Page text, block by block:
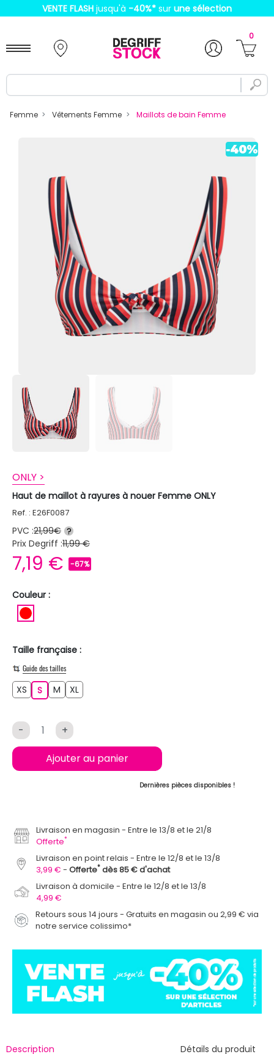
VENTE FLASH jusqu'à -40%* sur une sélection
0
Femme Vêtements Femme Maillots de bain Femme
ONLY >
Haut de maillot à rayures à nouer Femme ONLY
Ref. : E26F0087
PVC :21,99€ ?
Prix Degriff :11,99 €
7,19 € -67%
Couleur :
Taille française :
Guide des tailles
XS SS M XL
- +
Ajouter au panier
Dernières pièces disponibles !
Livraison en magasin
Entre le 13/8 et le 21/8
Offerte*
Livraison en point relais
Entre le 12/8 et le 13/8
3,99 €
Offerte* dès 85 € d'achat
Livraison à domicile
Entre le 12/8 et le 13/8
4,99 €
Retours sous 14 jours - Gratuits en magasin ou 2,99 € via
notre service colissimo*
Description Détails du produit